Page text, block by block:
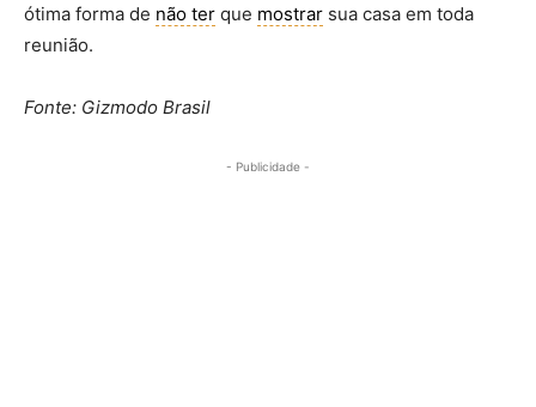
ótima forma de não ter que mostrar sua casa em toda
reunião.
Fonte: Gizmodo Brasil
- Publicidade -